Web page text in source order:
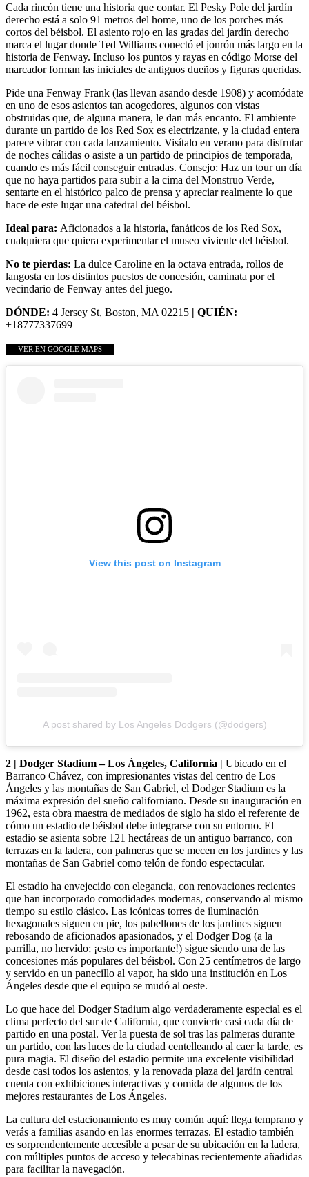
Cada rincón tiene una historia que contar. El Pesky Pole del jardín
derecho está a solo 91 metros del home, uno de los porches más
cortos del béisbol. El asiento rojo en las gradas del jardín derecho
marca el lugar donde Ted Williams conectó el jonrón más largo en la
historia de Fenway. Incluso los puntos y rayas en código Morse del
marcador forman las iniciales de antiguos dueños y figuras queridas.
Pide una Fenway Frank (las llevan asando desde 1908) y acomódate
en uno de esos asientos tan acogedores, algunos con vistas
obstruidas que, de alguna manera, le dan más encanto. El ambiente
durante un partido de los Red Sox es electrizante, y la ciudad entera
parece vibrar con cada lanzamiento. Visítalo en verano para disfrutar
de noches cálidas o asiste a un partido de principios de temporada,
cuando es más fácil conseguir entradas. Consejo: Haz un tour un día
que no haya partidos para subir a la cima del Monstruo Verde,
sentarte en el histórico palco de prensa y apreciar realmente lo que
hace de este lugar una catedral del béisbol.
Ideal para: Aficionados a la historia, fanáticos de los Red Sox,
cualquiera que quiera experimentar el museo viviente del béisbol.
No te pierdas: La dulce Caroline en la octava entrada, rollos de
langosta en los distintos puestos de concesión, caminata por el
vecindario de Fenway antes del juego.
DÓNDE: 4 Jersey St, Boston, MA 02215 | QUIÉN:
+18777337699
VER EN GOOGLE MAPS
View this post on Instagram
A post shared by Los Angeles Dodgers (@dodgers)
2 | Dodger Stadium – Los Ángeles, California | Ubicado en el
Barranco Chávez, con impresionantes vistas del centro de Los
Ángeles y las montañas de San Gabriel, el Dodger Stadium es la
máxima expresión del sueño californiano. Desde su inauguración en
1962, esta obra maestra de mediados de siglo ha sido el referente de
cómo un estadio de béisbol debe integrarse con su entorno. El
estadio se asienta sobre 121 hectáreas de un antiguo barranco, con
terrazas en la ladera, con palmeras que se mecen en los jardines y las
montañas de San Gabriel como telón de fondo espectacular.
El estadio ha envejecido con elegancia, con renovaciones recientes
que han incorporado comodidades modernas, conservando al mismo
tiempo su estilo clásico. Las icónicas torres de iluminación
hexagonales siguen en pie, los pabellones de los jardines siguen
rebosando de aficionados apasionados, y el Dodger Dog (a la
parrilla, no hervido; ¡esto es importante!) sigue siendo una de las
concesiones más populares del béisbol. Con 25 centímetros de largo
y servido en un panecillo al vapor, ha sido una institución en Los
Ángeles desde que el equipo se mudó al oeste.
Lo que hace del Dodger Stadium algo verdaderamente especial es el
clima perfecto del sur de California, que convierte casi cada día de
partido en una postal. Ver la puesta de sol tras las palmeras durante
un partido, con las luces de la ciudad centelleando al caer la tarde, es
pura magia. El diseño del estadio permite una excelente visibilidad
desde casi todos los asientos, y la renovada plaza del jardín central
cuenta con exhibiciones interactivas y comida de algunos de los
mejores restaurantes de Los Ángeles.
La cultura del estacionamiento es muy común aquí: llega temprano y
verás a familias asando en las enormes terrazas. El estadio también
es sorprendentemente accesible a pesar de su ubicación en la ladera,
con múltiples puntos de acceso y telecabinas recientemente añadidas
para facilitar la navegación.